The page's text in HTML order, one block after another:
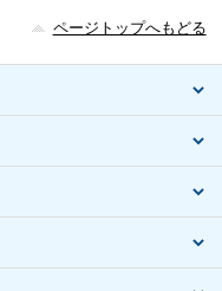
ページトップへもどる